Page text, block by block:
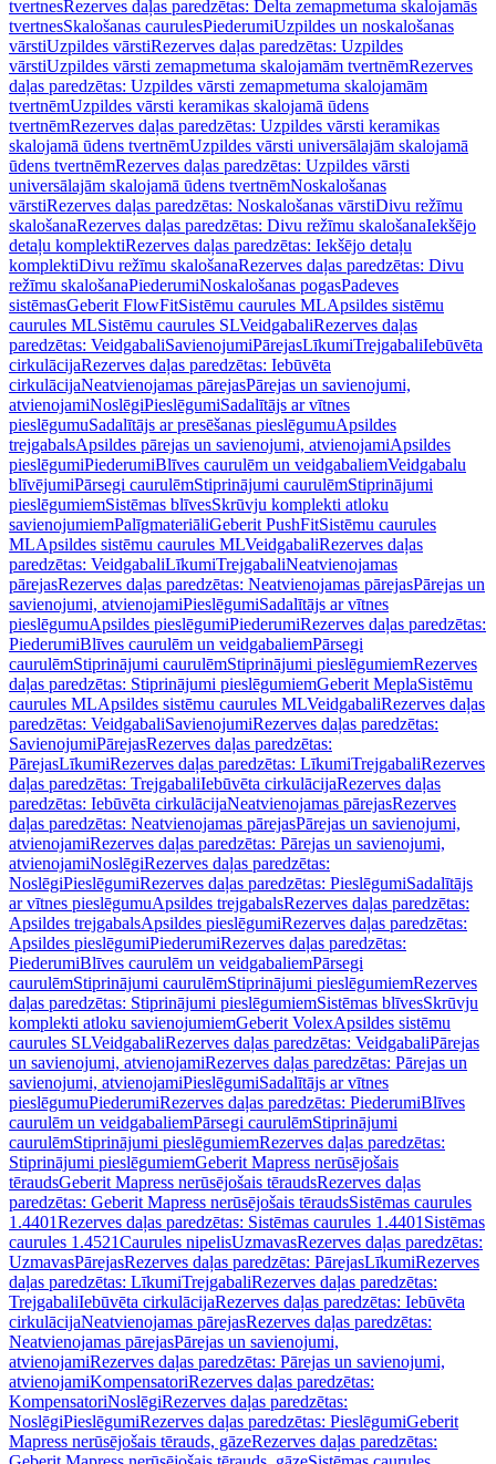
tvertnesRezerves daļas paredzētas: Delta zemapmetuma skalojamās
tvertnesSkalošanas caurulesPiederumiUzpildes un noskalošanas
vārstiUzpildes vārstiRezerves daļas paredzētas: Uzpildes
vārstiUzpildes vārsti zemapmetuma skalojamām tvertnēmRezerves
daļas paredzētas: Uzpildes vārsti zemapmetuma skalojamām
tvertnēmUzpildes vārsti keramikas skalojamā ūdens
tvertnēmRezerves daļas paredzētas: Uzpildes vārsti keramikas
skalojamā ūdens tvertnēmUzpildes vārsti universālajām skalojamā
ūdens tvertnēmRezerves daļas paredzētas: Uzpildes vārsti
universālajām skalojamā ūdens tvertnēmNoskalošanas
vārstiRezerves daļas paredzētas: Noskalošanas vārstiDivu režīmu
skalošanaRezerves daļas paredzētas: Divu režīmu skalošanaIekšējo
detaļu komplektiRezerves daļas paredzētas: Iekšējo detaļu
komplektiDivu režīmu skalošanaRezerves daļas paredzētas: Divu
režīmu skalošanaPiederumiNoskalošanas pogasPadeves
sistēmasGeberit FlowFitSistēmu caurules MLApsildes sistēmu
caurules MLSistēmu caurules SLVeidgabaliRezerves daļas
paredzētas: VeidgabaliSavienojumiPārejasLīkumiTrejgabaliIebūvēta
cirkulācijaRezerves daļas paredzētas: Iebūvēta
cirkulācijaNeatvienojamas pārejasPārejas un savienojumi,
atvienojamiNoslēgiPieslēgumiSadalītājs ar vītnes
pieslēgumuSadalītājs ar presēšanas pieslēgumuApsildes
trejgabalsApsildes pārejas un savienojumi, atvienojamiApsildes
pieslēgumiPiederumiBlīves caurulēm un veidgabaliemVeidgabalu
blīvējumiPārsegi caurulēmStiprinājumi caurulēmStiprinājumi
pieslēgumiemSistēmas blīvesSkrūvju komplekti atloku
savienojumiemPalīgmateriāliGeberit PushFitSistēmu caurules
MLApsildes sistēmu caurules MLVeidgabaliRezerves daļas
paredzētas: VeidgabaliLīkumiTrejgabaliNeatvienojamas
pārejasRezerves daļas paredzētas: Neatvienojamas pārejasPārejas un
savienojumi, atvienojamiPieslēgumiSadalītājs ar vītnes
pieslēgumuApsildes pieslēgumiPiederumiRezerves daļas paredzētas:
PiederumiBlīves caurulēm un veidgabaliemPārsegi
caurulēmStiprinājumi caurulēmStiprinājumi pieslēgumiemRezerves
daļas paredzētas: Stiprinājumi pieslēgumiemGeberit MeplaSistēmu
caurules MLApsildes sistēmu caurules MLVeidgabaliRezerves daļas
paredzētas: VeidgabaliSavienojumiRezerves daļas paredzētas:
SavienojumiPārejasRezerves daļas paredzētas:
PārejasLīkumiRezerves daļas paredzētas: LīkumiTrejgabaliRezerves
daļas paredzētas: TrejgabaliIebūvēta cirkulācijaRezerves daļas
paredzētas: Iebūvēta cirkulācijaNeatvienojamas pārejasRezerves
daļas paredzētas: Neatvienojamas pārejasPārejas un savienojumi,
atvienojamiRezerves daļas paredzētas: Pārejas un savienojumi,
atvienojamiNoslēgiRezerves daļas paredzētas:
NoslēgiPieslēgumiRezerves daļas paredzētas: PieslēgumiSadalītājs
ar vītnes pieslēgumuApsildes trejgabalsRezerves daļas paredzētas:
Apsildes trejgabalsApsildes pieslēgumiRezerves daļas paredzētas:
Apsildes pieslēgumiPiederumiRezerves daļas paredzētas:
PiederumiBlīves caurulēm un veidgabaliemPārsegi
caurulēmStiprinājumi caurulēmStiprinājumi pieslēgumiemRezerves
daļas paredzētas: Stiprinājumi pieslēgumiemSistēmas blīvesSkrūvju
komplekti atloku savienojumiemGeberit VolexApsildes sistēmu
caurules SLVeidgabaliRezerves daļas paredzētas: VeidgabaliPārejas
un savienojumi, atvienojamiRezerves daļas paredzētas: Pārejas un
savienojumi, atvienojamiPieslēgumiSadalītājs ar vītnes
pieslēgumuPiederumiRezerves daļas paredzētas: PiederumiBlīves
caurulēm un veidgabaliemPārsegi caurulēmStiprinājumi
caurulēmStiprinājumi pieslēgumiemRezerves daļas paredzētas:
Stiprinājumi pieslēgumiemGeberit Mapress nerūsējošais
tēraudsGeberit Mapress nerūsējošais tēraudsRezerves daļas
paredzētas: Geberit Mapress nerūsējošais tēraudsSistēmas caurules
1.4401Rezerves daļas paredzētas: Sistēmas caurules 1.4401 Sistēmas
caurules 1.4521Caurules nipelisUzmavasRezerves daļas paredzētas:
UzmavasPārejasRezerves daļas paredzētas: PārejasLīkumiRezerves
daļas paredzētas: LīkumiTrejgabaliRezerves daļas paredzētas:
TrejgabaliIebūvēta cirkulācijaRezerves daļas paredzētas: Iebūvēta
cirkulācijaNeatvienojamas pārejasRezerves daļas paredzētas:
Neatvienojamas pārejasPārejas un savienojumi,
atvienojamiRezerves daļas paredzētas: Pārejas un savienojumi,
atvienojamiKompensatoriRezerves daļas paredzētas:
KompensatoriNoslēgiRezerves daļas paredzētas:
NoslēgiPieslēgumiRezerves daļas paredzētas: PieslēgumiGeberit
Mapress nerūsējošais tērauds, gāzeRezerves daļas paredzētas: